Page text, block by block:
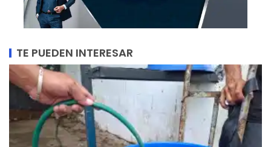
TE PUEDEN INTERESAR